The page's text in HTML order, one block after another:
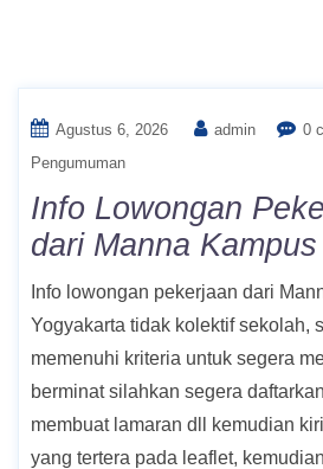
Agustus 6, 2026 admin
0
Pengumuman
Info Lowongan
dari Manna
Info lowongan pekerjaan dari
Yogyakarta tidak kolektif sekolah,
memenuhi kriteria untuk segera
berminat silahkan segera
membuat lamaran dll kemudian
yang tertera pada leaflet,